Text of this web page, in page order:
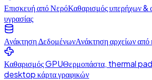
Επισκευή από ΝερόΚαθαρισμός υπερήχων &
υγρασίας
Ανάκτηση ΔεδομένωνΑνάκτηση αρχείων
Καθαρισμός GPUΘερμοπάστα, thermal
desktop κάρτα γραφικών